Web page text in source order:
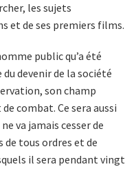
les sujets
et de ses premiers films.
public qu’a été
devenir de la société
son champ
combat. Ce sera aussi
va jamais cesser de
de tous ordres et de
il sera pendant vingt